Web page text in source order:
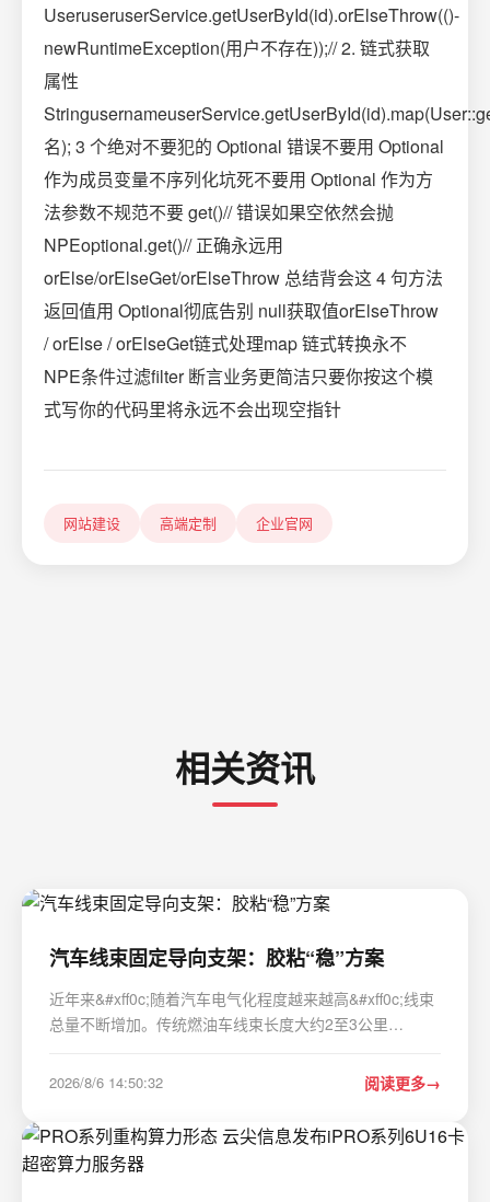
UseruseruserService.getUserById(id).orElseThrow(()-
newRuntimeException(用户不存在));// 2. 链式获取
属性
名); 3 个绝对不要犯的 Optional 错误不要用 Optional
作为成员变量不序列化坑死不要用 Optional 作为方
法参数不规范不要 get()// 错误如果空依然会抛
NPEoptional.get()// 正确永远用
orElse/orElseGet/orElseThrow 总结背会这 4 句方法
返回值用 Optional彻底告别 null获取值orElseThrow
/ orElse / orElseGet链式处理map 链式转换永不
NPE条件过滤filter 断言业务更简洁只要你按这个模
式写你的代码里将永远不会出现空指针
网站建设 高端定制 企业官网
相关资讯
汽车线束固定导向支架：胶粘“稳”方案
近年来&#xff0c;随着汽车电气化程度越来越高&#xff0c;线束
总量不断增加。传统燃油车线束长度大约2至3公里
机舱、底盘和座舱之间穿梭的大量线束&#xff0c;一旦约束不
2026/8/6 14:50:32 阅读更多